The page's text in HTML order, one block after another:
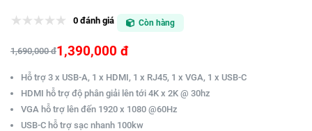
0 đánh giá Còn hàng
1,690,000 đ1,390,000 đ
Hỗ trợ 3 x USB-A, 1 x HDMI, 1 x RJ45, 1 x VGA, 1 x USB-C
HDMI hỗ trợ độ phân giải lên tới 4K x 2K @ 30hz
VGA hỗ trợ lên đến 1920 x 1080 @60Hz
USB-C hỗ trợ sạc nhanh 100kw